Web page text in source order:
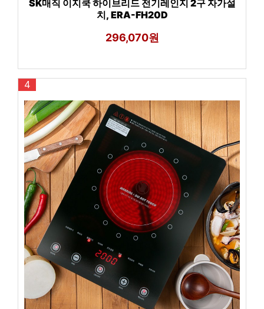
SK매직 이지쿡 하이브리드 전기레인지 2구 자가설
치, ERA-FH20D
296,070원
4